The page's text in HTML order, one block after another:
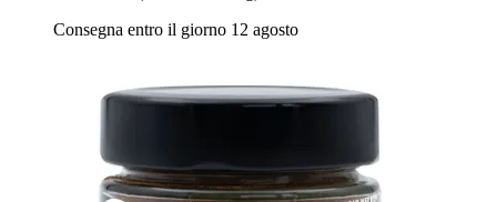
Consegna entro il giorno 12 agosto